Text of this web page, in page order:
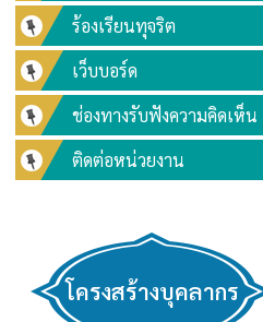
ร้องเรียนทุจริต
เว็บบอร์ด
ช่องทางรับฟังความคิดเห็น
ติดต่อหน่วยงาน
โครงสร้างบุคลากร